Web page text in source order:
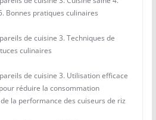
Bonnes pratiques culinaires
de cuisine 3. Techniques de
culinaires
de cuisine 3. Utilisation efficace
réduire la consommation
la performance des cuiseurs de riz